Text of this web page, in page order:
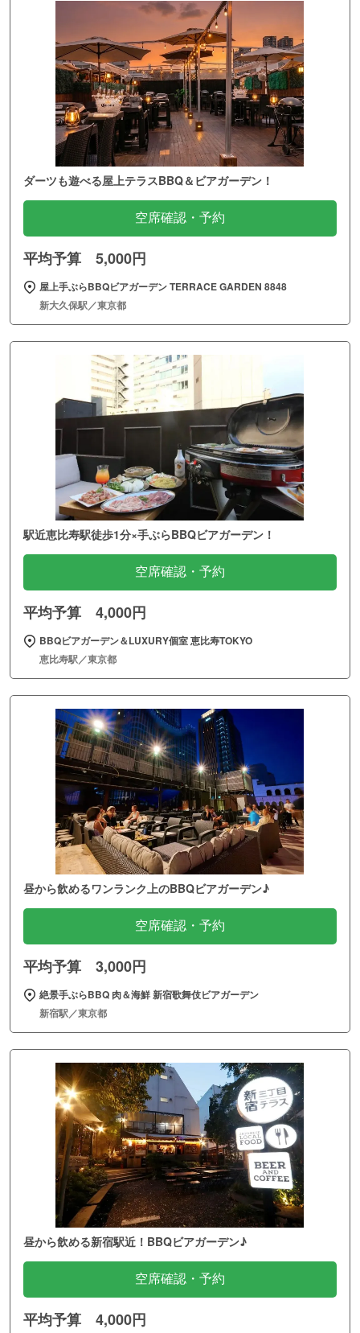
ダーツも遊べる屋上テラスBBQ＆ビアガーデン！
空席確認・予約
平均予算 5,000円
屋上手ぶらBBQビアガーデン TERRACE GARDEN 8848
新大久保駅／東京都
駅近恵比寿駅徒歩1分×手ぶらBBQビアガーデン！
空席確認・予約
平均予算 4,000円
BBQビアガーデン＆LUXURY個室 恵比寿TOKYO
恵比寿駅／東京都
昼から飲めるワンランク上のBBQビアガーデン♪
空席確認・予約
平均予算 3,000円
絶景手ぶらBBQ 肉＆海鮮 新宿歌舞伎ビアガーデン
新宿駅／東京都
昼から飲める新宿駅近！BBQビアガーデン♪
空席確認・予約
平均予算 4,000円